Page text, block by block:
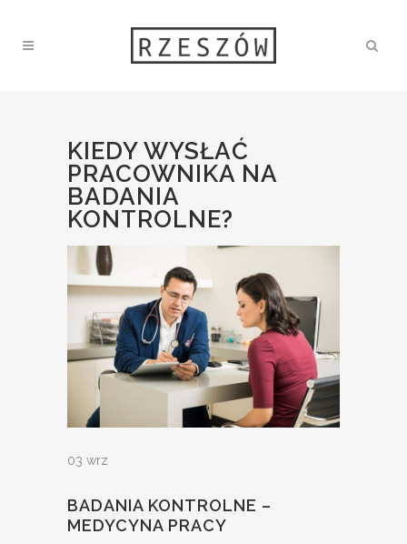
KIEDY WYSŁAĆ
PRACOWNIKA NA
BADANIA
KONTROLNE?
03 wrz
BADANIA KONTROLNE –
MEDYCYNA PRACY